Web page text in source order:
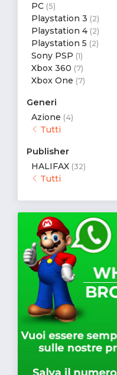
PC (5)
Playstation 3 (2)
Playstation 4 (2)
Playstation 5 (2)
Sony PSP (1)
Xbox 360 (7)
Xbox One (7)
Generi
Azione (4)
Tutti
Publisher
HALIFAX (32)
Tutti